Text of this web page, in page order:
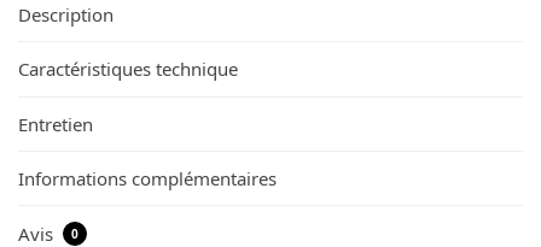
Description
Caractéristiques technique
Entretien
Informations complémentaires
Avis 0